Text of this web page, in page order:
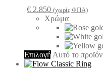
€ 2.850 (χωρίς ΦΠΑ)
Χρώμα
Επιλογή Αυτό το